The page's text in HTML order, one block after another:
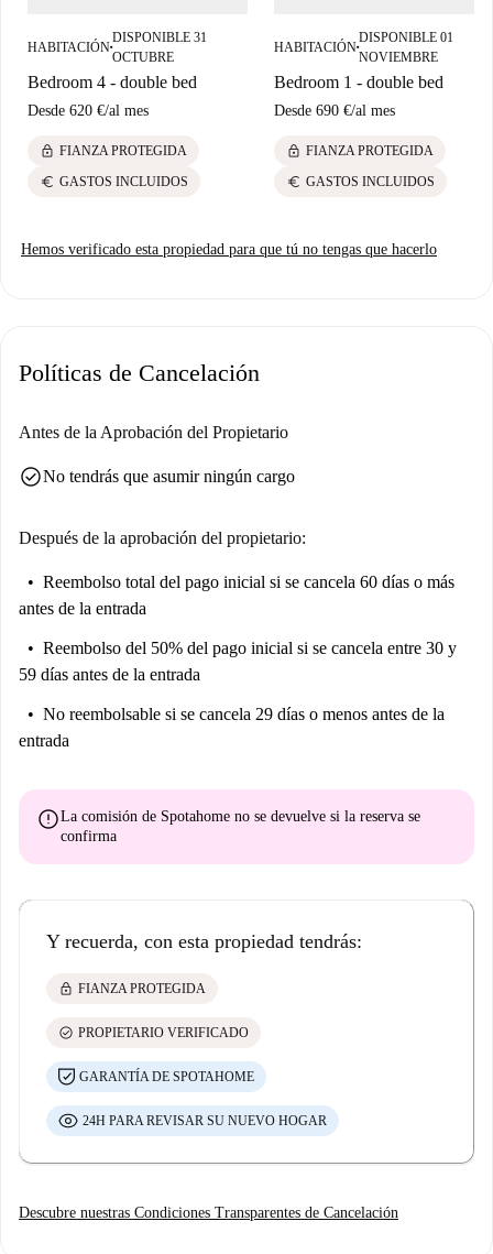
HABITACIÓN■
DISPONIBLE 31
OCTUBRE
Bedroom 4 - double bed
Desde 620 €/al mes
lock FIANZA PROTEGIDA
euro GASTOS INCLUIDOS
HABITACIÓN■
DISPONIBLE 01
NOVIEMBRE
Bedroom 1 - double bed
Desde 690 €/al mes
lock FIANZA PROTEGIDA
euro GASTOS INCLUIDOS
Hemos verificado esta propiedad para que tú no tengas que hacerlo
Políticas de Cancelación
Antes de la Aprobación del Propietario
check_circleNo tendrás que asumir ningún cargo
Después de la aprobación del propietario:
Reembolso total del pago inicial si se cancela 60 días o más
antes de la entrada
Reembolso del 50% del pago inicial si se cancela entre 30 y
59 días antes de la entrada
No reembolsable si se cancela 29 días o menos antes de la
entrada
errorLa comisión de Spotahome no se devuelve si la reserva se
confirma
Y recuerda, con esta propiedad tendrás:
lock FIANZA PROTEGIDA
check_circle PROPIETARIO VERIFICADO
GARANTÍA DE SPOTAHOME
24H PARA REVISAR SU NUEVO HOGAR
Descubre nuestras Condiciones Transparentes de Cancelación